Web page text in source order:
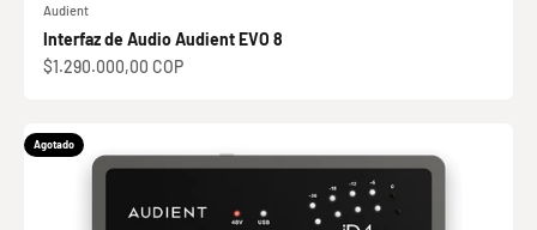
Audient
Interfaz de Audio Audient EVO 8
Precio de oferta
$1.290.000,00 COP
Agotado